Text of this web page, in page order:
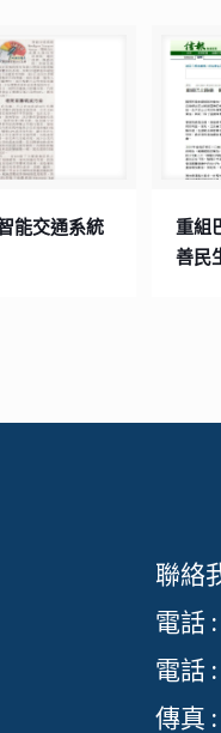
能交通系統
重組
善民
聯絡
電話 :
電話 :
傳真